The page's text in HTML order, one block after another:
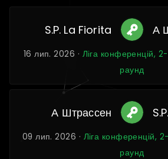
S.P. La Fiorita А
16 лип. 2026 · Ліга конференцій,
раунд
А Штрассен
09 лип. 2026 · Ліга конференцій,
раунд